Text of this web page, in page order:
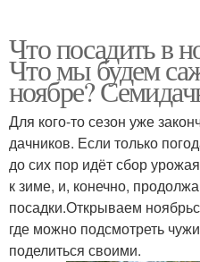
Что посадить в
Что мы будем
ноябре?
Для кого-то сезон уже
дачников. Если только
до сих пор идёт сбор
к зиме, и, конечно,
посадки.Открываем
где можно подсмотреть
поделиться своими.